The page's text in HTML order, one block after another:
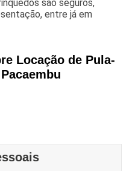
são seguros,
entre já em
Locação de Pula-